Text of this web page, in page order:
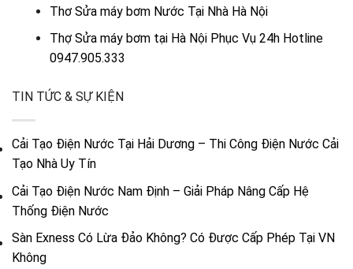
Thơ Sửa máy bơm Nước Tại Nhà Hà Nội
Thợ Sửa máy bơm tại Hà Nội Phục Vụ 24h Hotline
0947.905.333
TIN TỨC & SỰ KIỆN
Cải Tạo Điện Nước Tại Hải Dương – Thi Công Điện Nước Cải
Tạo Nhà Uy Tín
Cải Tạo Điện Nước Nam Định – Giải Pháp Nâng Cấp Hệ
Thống Điện Nước
Sàn Exness Có Lừa Đảo Không? Có Được Cấp Phép Tại VN
Không